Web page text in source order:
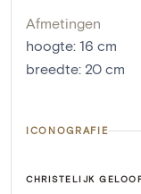
Afmetingen
hoogte: 16 cm
breedte: 20 cm
ICONOGRAFIE
CHRISTELIJK